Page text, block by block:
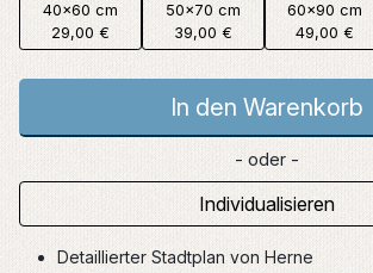
Detaillierter Stadtplan von Herne
40x60 cm
29,00 €
50x70 cm
39,00 €
60x90 cm
49,00 €
In den Warenkorb
- oder -
Individualisieren